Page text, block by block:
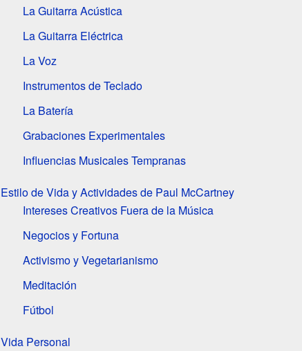
La Guitarra Acústica
La Guitarra Eléctrica
La Voz
Instrumentos de Teclado
La Batería
Grabaciones Experimentales
Influencias Musicales Tempranas
Estilo de Vida y Actividades de Paul McCartney
Intereses Creativos Fuera de la Música
Negocios y Fortuna
Activismo y Vegetarianismo
Meditación
Fútbol
Vida Personal